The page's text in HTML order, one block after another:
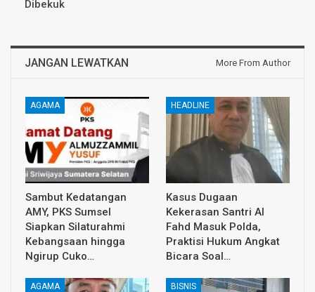
Dibekuk
JANGAN LEWATKAN More From Author
AGAMA
Sambut Kedatangan
AMY, PKS Sumsel
Siapkan Silaturahmi
Kebangsaan hingga
Ngirup Cuko…
HEADLINE
Kasus Dugaan
Kekerasan Santri Al
Fahd Masuk Polda,
Praktisi Hukum Angkat
Bicara Soal…
AGAMA BISNIS